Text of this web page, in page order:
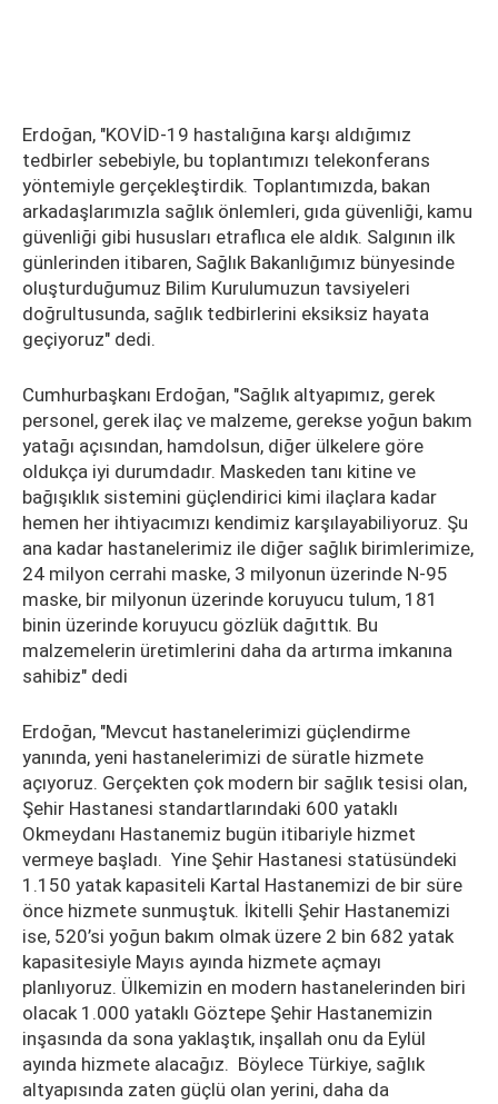
Erdoğan, "KOVİD-19 hastalığına karşı aldığımız
tedbirler sebebiyle, bu toplantımızı telekonferans
yöntemiyle gerçekleştirdik. Toplantımızda, bakan
arkadaşlarımızla sağlık önlemleri, gıda güvenliği, kamu
güvenliği gibi hususları etraflıca ele aldık. Salgının ilk
günlerinden itibaren, Sağlık Bakanlığımız bünyesinde
oluşturduğumuz Bilim Kurulumuzun tavsiyeleri
doğrultusunda, sağlık tedbirlerini eksiksiz hayata
geçiyoruz" dedi.
Cumhurbaşkanı Erdoğan, "Sağlık altyapımız, gerek
personel, gerek ilaç ve malzeme, gerekse yoğun bakım
yatağı açısından, hamdolsun, diğer ülkelere göre
oldukça iyi durumdadır. Maskeden tanı kitine ve
bağışıklık sistemini güçlendirici kimi ilaçlara kadar
hemen her ihtiyacımızı kendimiz karşılayabiliyoruz. Şu
ana kadar hastanelerimiz ile diğer sağlık birimlerimize,
24 milyon cerrahi maske, 3 milyonun üzerinde N-95
maske, bir milyonun üzerinde koruyucu tulum, 181
binin üzerinde koruyucu gözlük dağıttık. Bu
malzemelerin üretimlerini daha da artırma imkanına
sahibiz" dedi
Erdoğan, "Mevcut hastanelerimizi güçlendirme
yanında, yeni hastanelerimizi de süratle hizmete
açıyoruz. Gerçekten çok modern bir sağlık tesisi olan,
Şehir Hastanesi standartlarındaki 600 yataklı
Okmeydanı Hastanemiz bugün itibariyle hizmet
vermeye başladı. Yine Şehir Hastanesi statüsündeki
1.150 yatak kapasiteli Kartal Hastanemizi de bir süre
önce hizmete sunmuştuk. İkitelli Şehir Hastanemizi
ise, 520’si yoğun bakım olmak üzere 2 bin 682 yatak
kapasitesiyle Mayıs ayında hizmete açmayı
planlıyoruz. Ülkemizin en modern hastanelerinden biri
olacak 1.000 yataklı Göztepe Şehir Hastanemizin
inşasında da sona yaklaştık, inşallah onu da Eylül
ayında hizmete alacağız. Böylece Türkiye, sağlık
altyapısında zaten güçlü olan yerini, daha da